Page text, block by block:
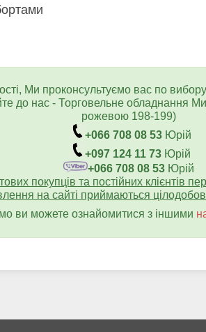
Ми проконсультуємо вас по
до нас - Торговельне обладнання
рожевою 198-199)
+066 708 08 53Юрій
+097 124 11 73 Юрій
+066 708 08 53 Юрій
покупців та постійних клієнтів
на сайті приймаються
ви можете ознайомитися з іншими